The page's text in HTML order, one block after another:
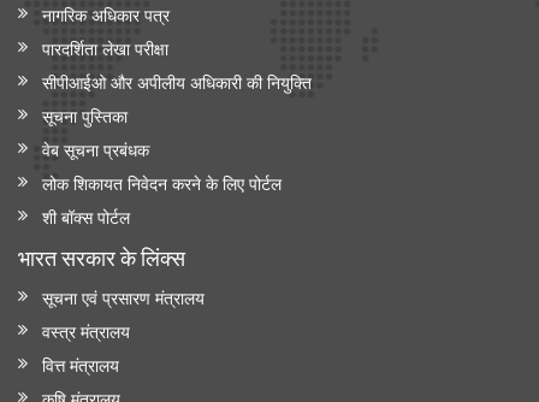
नागरिक अधिकार पत्र
पारदर्शिता लेखा परीक्षा
सीपीआईओ और अपी‍लीय अधिकारी की नियुक्ति
सूचना पुस्तिका
वेब सूचना प्रबंधक
लोक शिकायत निवेदन करने के लिए पोर्टल
शी बॉक्स पोर्टल
भारत सरकार के लिंक्‍स
सूचना एवं प्रसारण मंत्रालय
वस्त्र मंत्रालय
वित्त मंत्रालय